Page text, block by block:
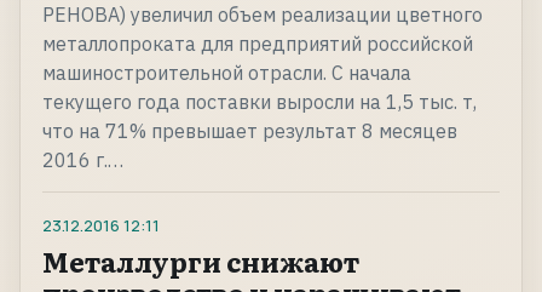
РЕНОВА) увеличил объем реализации цветного
металлопроката для предприятий российской
машиностроительной отрасли. С начала
текущего года поставки выросли на 1,5 тыс. т,
что на 71% превышает результат 8 месяцев
2016 г.…
23.12.2016 12:11
Металлурги снижают